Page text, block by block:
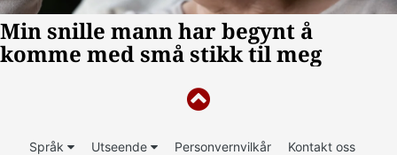
Språk Utseende Personvernvilkår
Kontakt oss